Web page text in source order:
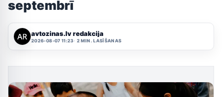
septembrī
avtozinas.lv redakcija
2026-08-07 11:23 2 MIN. LASĪŠANAS